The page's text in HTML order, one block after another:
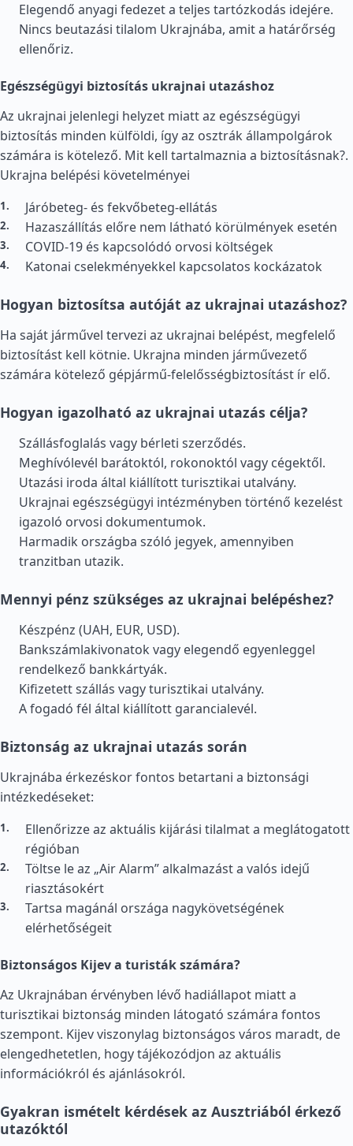
Elegendő anyagi fedezet a teljes tartózkodás idejére.
Nincs beutazási tilalom Ukrajnába, amit a határőrség
ellenőriz.
Egészségügyi biztosítás ukrajnai utazáshoz
Az ukrajnai jelenlegi helyzet miatt az egészségügyi
biztosítás minden külföldi, így az osztrák állampolgárok
számára is kötelező. Mit kell tartalmaznia a biztosításnak?.
Ukrajna belépési követelményei
Járóbeteg- és fekvőbeteg-ellátás
Hazaszállítás előre nem látható körülmények esetén
COVID-19 és kapcsolódó orvosi költségek
Katonai cselekményekkel kapcsolatos kockázatok
Hogyan biztosítsa autóját az ukrajnai utazáshoz?
Ha saját járművel tervezi az ukrajnai belépést, megfelelő
biztosítást kell kötnie. Ukrajna minden járművezető
számára kötelező gépjármű-felelősségbiztosítást ír elő.
Hogyan igazolható az ukrajnai utazás célja?
Szállásfoglalás vagy bérleti szerződés.
Meghívólevél barátoktól, rokonoktól vagy cégektől.
Utazási iroda által kiállított turisztikai utalvány.
Ukrajnai egészségügyi intézményben történő kezelést
igazoló orvosi dokumentumok.
Harmadik országba szóló jegyek, amennyiben
tranzitban utazik.
Mennyi pénz szükséges az ukrajnai belépéshez?
Készpénz (UAH, EUR, USD).
Bankszámlakivonatok vagy elegendő egyenleggel
rendelkező bankkártyák.
Kifizetett szállás vagy turisztikai utalvány.
A fogadó fél által kiállított garancialevél.
Biztonság az ukrajnai utazás során
Ukrajnába érkezéskor fontos betartani a biztonsági
intézkedéseket:
Ellenőrizze az aktuális kijárási tilalmat a meglátogatott
régióban
Töltse le az „Air Alarm” alkalmazást a valós idejű
riasztásokért
Tartsa magánál országa nagykövetségének
elérhetőségeit
Biztonságos Kijev a turisták számára?
Az Ukrajnában érvényben lévő hadiállapot miatt a
turisztikai biztonság minden látogató számára fontos
szempont. Kijev viszonylag biztonságos város maradt, de
elengedhetetlen, hogy tájékozódjon az aktuális
információkról és ajánlásokról.
Gyakran ismételt kérdések az Ausztriából érkező
utazóktól